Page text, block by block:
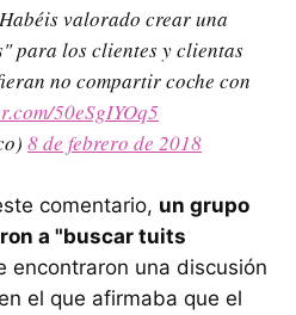
valorado crear una
para los clientes y clientas
no compartir coche con
50eSgIYOq5
8 de febrero de 2018
comentario, un grupo
a "buscar tuits
encontraron una discusión
el que afirmaba que el